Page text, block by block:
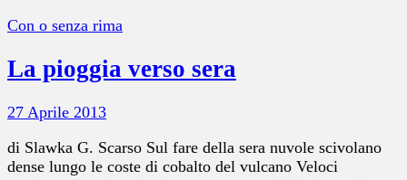
Con o senza rima
La pioggia verso sera
27 Aprile 2013
di Slawka G. Scarso Sul fare della sera nuvole scivolano
dense lungo le coste di cobalto del vulcano Veloci